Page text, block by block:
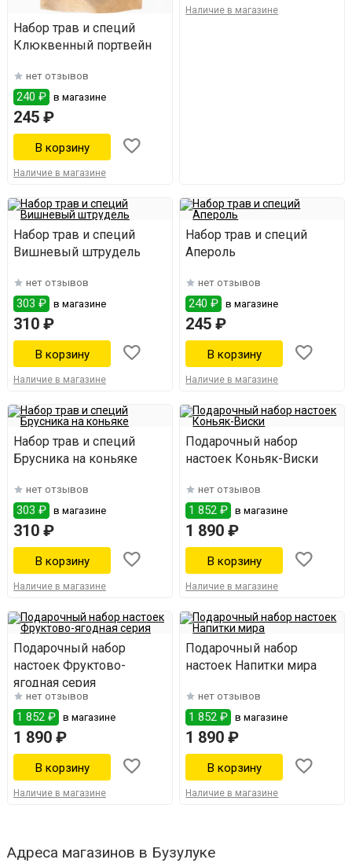
Набор трав и специй
Клюквенный портвейн
нет отзывов
240 ₽ в магазине
245 ₽
Наличие в магазине
Наличие в магазине
Набор трав и специй
Вишневый штрудель
нет отзывов
303 ₽ в магазине
310 ₽
Наличие в магазине
Набор трав и специй
Апероль
нет отзывов
240 ₽ в магазине
245 ₽
Наличие в магазине
Набор трав и специй
Брусника на коньяке
нет отзывов
303 ₽ в магазине
310 ₽
Наличие в магазине
Подарочный набор
настоек Коньяк-Виски
нет отзывов
1 852 ₽ в магазине
1 890 ₽
Наличие в магазине
Подарочный набор
настоек Фруктово-
ягодная серия
нет отзывов
1 852 ₽ в магазине
1 890 ₽
Наличие в магазине
Подарочный набор
настоек Напитки мира
нет отзывов
1 852 ₽ в магазине
1 890 ₽
Наличие в магазине
Адреса магазинов в Бузулуке